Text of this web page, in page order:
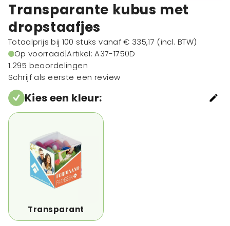
Transparante kubus met
dropstaafjes
Totaalprijs bij 100 stuks vanaf€ 335,17 (incl. BTW)
Op voorraad|Artikel: A37-1750D
1.295 beoordelingen
Schrijf als eerste een review
Kies een kleur:
Transparant